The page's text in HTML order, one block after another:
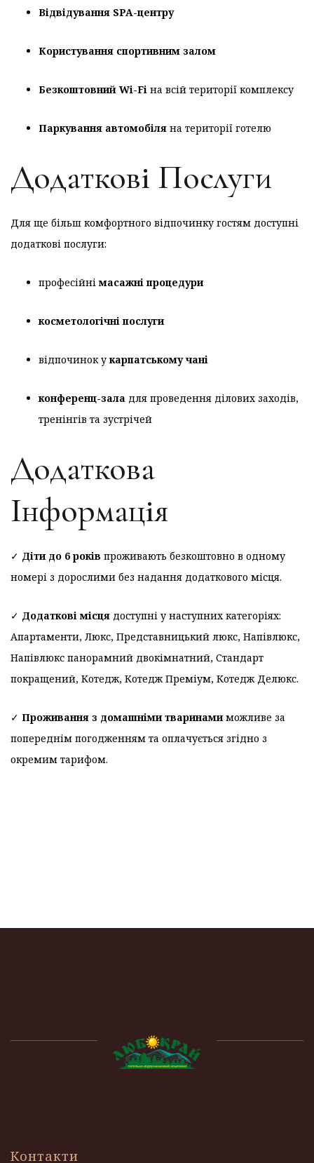
Відвідування SPA-центру
Користування спортивним залом
Безкоштовний Wi-Fi на всій території комплексу
Паркування автомобіля на території готелю
Додаткові Послуги
Для ще більш комфортного відпочинку гостям доступні
додаткові послуги:
професійнімасажні процедури
косметологічні послуги
відпочинок укарпатському чані
конференц-зала для проведення ділових заходів,
тренінгів та зустрічей
Додаткова
Інформація
✓ Діти до 6 років проживають безкоштовно в одному
номері з дорослими без надання додаткового місця.
✓ Додаткові місця доступні у наступних категоріях:
Апартаменти, Люкс, Представницький люкс, Напівлюкс,
Напівлюкс панорамний двокімнатний, Стандарт
покращений, Котедж, Котедж Преміум, Котедж Делюкс.
✓ Проживання з домашніми тваринамиможливе за
попереднім погодженням та оплачується згідно з
окремим тарифом.
Контакти